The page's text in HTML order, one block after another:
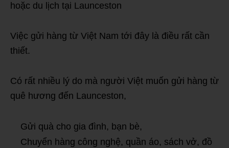
hoặc du lịch tại Launceston
Việc gửi hàng từ Việt Nam tới đây là điều rất cần
thiết.
Có rất nhiều lý do mà người Việt muốn gửi hàng từ
quê hương đến Launceston,
Gửi quà cho gia đình, bạn bè,
Chuyển hàng công nghệ, quần áo, sách vở, đồ